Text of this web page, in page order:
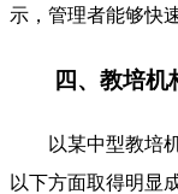
示，管理者能够快
四、教培机
以某中型教培
以下方面取得明显